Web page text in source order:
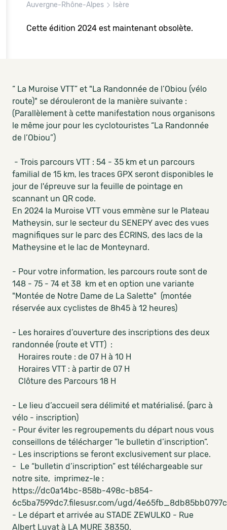
Auvergne-Rhône-Alpes Isère
Cette édition 2024 est maintenant obsolète.
“ La Muroise VTT” et "La Randonnée de l’Obiou (vélo
route)" se dérouleront de la manière suivante :
(Parallèlement à cette manifestation nous organisons
le même jour pour les cyclotouristes “La Randonnée
de l’Obiou”)
- Trois parcours VTT : 54 - 35 km et un parcours
familial de 15 km, les traces GPX seront disponibles le
jour de l'épreuve sur la feuille de pointage en
scannant un QR code.
En 2024 la Muroise VTT vous emmène sur le Plateau
Matheysin, sur le secteur du SENEPY avec des vues
magnifiques sur le parc des ÉCRINS, des lacs de la
Matheysine et le lac de Monteynard.
- Pour votre information, les parcours route sont de
148 - 75 - 74 et 38 km et en option une variante
"Montée de Notre Dame de La Salette" (montée
réservée aux cyclistes de 8h45 à 12 heures)
- Les horaires d’ouverture des inscriptions des deux
randonnée (route et VTT) :
Horaires route : de 07 H à 10 H
Horaires VTT : à partir de 07 H
Clôture des Parcours 18 H
- Le lieu d’accueil sera délimité et matérialisé. (parc à
vélo - inscription)
- Pour éviter les regroupements du départ nous vous
conseillons de télécharger “le bulletin d’inscription”.
- Les inscriptions se feront exclusivement sur place.
- Le “bulletin d’inscription” est téléchargeable sur
notre site, imprimez-le :
https://dc0a14bc-858b-498c-b854-
6c5ba7599dc7.filesusr.com/ugd/
- Le départ et arrivée au STADE ZEWULKO - Rue
Albert Luyat à LA MURE 38350.